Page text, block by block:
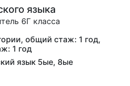
языка
6Г класса
общий стаж: 1 год,
1 год
язык 5ые, 8ые